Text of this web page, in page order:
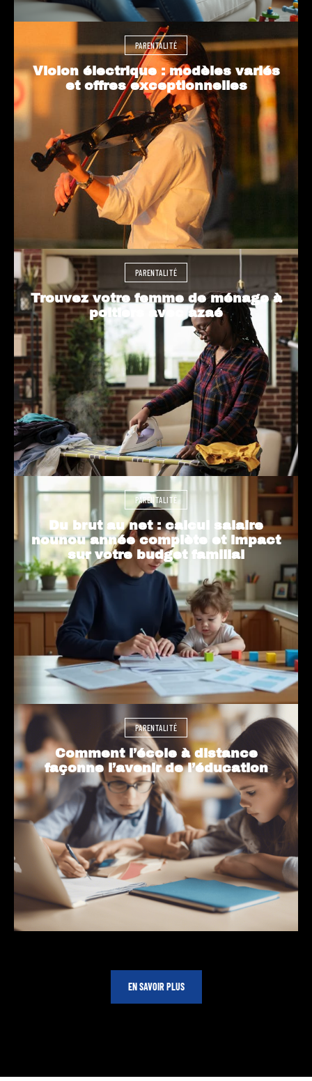
PARENTALITÉ
Violon électrique : modèles variés
et offres exceptionnelles
PARENTALITÉ
Trouvez votre femme de ménage à
poitiers avec azaé
PARENTALITÉ
Du brut au net : calcul salaire
nounou année complète et impact
sur votre budget familial
PARENTALITÉ
Comment l’école à distance
façonne l’avenir de l’éducation
EN SAVOIR PLUS